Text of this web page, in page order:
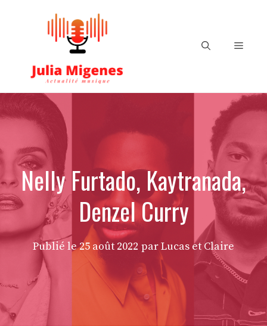
Menu
Nelly Furtado, Kaytranada,
Denzel Curry
Publié le25 août 2022 par Lucas et Claire